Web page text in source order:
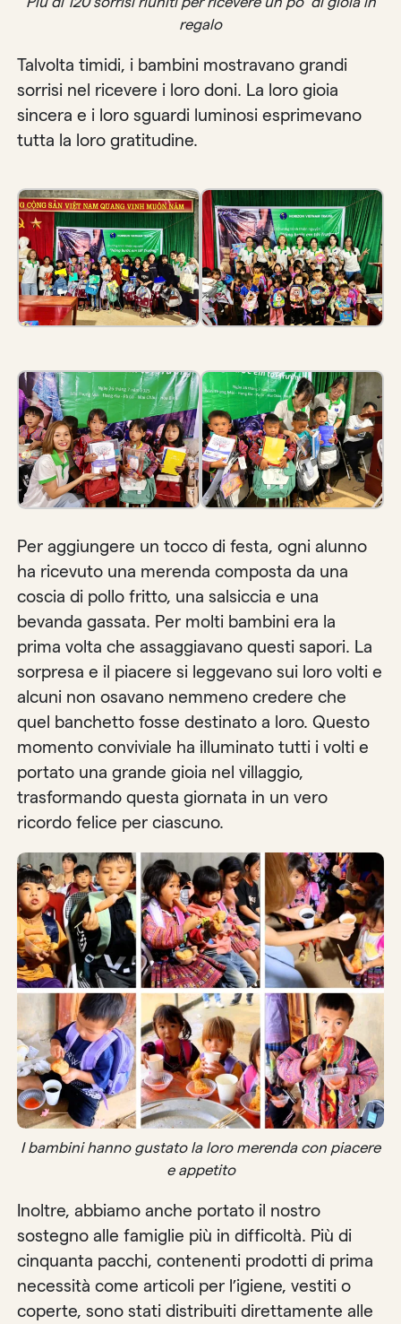
regalo
Talvolta timidi, i bambini mostravano grandi
sorrisi nel ricevere i loro doni. La loro gioia
sincera e i loro sguardi luminosi esprimevano
tutta la loro gratitudine.
Per aggiungere un tocco di festa, ogni alunno
ha ricevuto una merenda composta da una
coscia di pollo fritto, una salsiccia e una
bevanda gassata. Per molti bambini era la
prima volta che assaggiavano questi sapori. La
sorpresa e il piacere si leggevano sui loro volti e
alcuni non osavano nemmeno credere che
quel banchetto fosse destinato a loro. Questo
momento conviviale ha illuminato tutti i volti e
portato una grande gioia nel villaggio,
trasformando questa giornata in un vero
ricordo felice per ciascuno.
I bambini hanno gustato la loro merenda con piacere
e appetito
Inoltre, abbiamo anche portato il nostro
sostegno alle famiglie più in difficoltà. Più di
cinquanta pacchi, contenenti prodotti di prima
necessità come articoli per l’igiene, vestiti o
coperte, sono stati distribuiti direttamente alle